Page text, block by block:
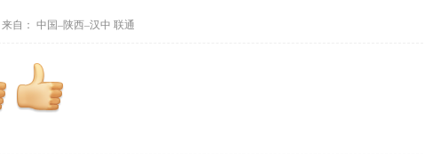
来自： 中国–陕西–汉中 联通